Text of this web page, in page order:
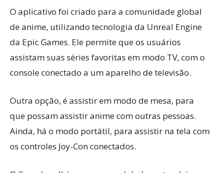
O aplicativo foi criado para a comunidade global
de anime, utilizando tecnologia da Unreal Engine
da Epic Games. Ele permite que os usuários
assistam suas séries favoritas em modo TV, com o
console conectado a um aparelho de televisão.
Outra opção, é assistir em modo de mesa, para
que possam assistir anime com outras pessoas.
Ainda, há o modo portátil, para assistir na tela com
os controles Joy-Con conectados.